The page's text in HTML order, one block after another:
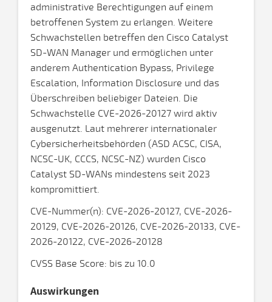
administrative Berechtigungen auf einem
betroffenen System zu erlangen. Weitere
Schwachstellen betreffen den Cisco Catalyst
SD-WAN Manager und ermöglichen unter
anderem Authentication Bypass, Privilege
Escalation, Information Disclosure und das
Überschreiben beliebiger Dateien. Die
Schwachstelle CVE-2026-20127 wird aktiv
ausgenutzt. Laut mehrerer internationaler
Cybersicherheitsbehörden (ASD ACSC, CISA,
NCSC-UK, CCCS, NCSC-NZ) wurden Cisco
Catalyst SD-WANs mindestens seit 2023
kompromittiert.
CVE-Nummer(n): CVE-2026-20127, CVE-2026-
20129, CVE-2026-20126, CVE-2026-20133, CVE-
2026-20122, CVE-2026-20128
CVSS Base Score: bis zu 10.0
Auswirkungen